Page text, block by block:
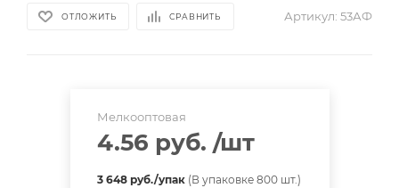
ОТЛОЖИТЬ СРАВНИТЬ Артикул: 53АФ
Мелкооптовая
4.56 руб. /шт
3 648 руб./упак(В упаковке 800 шт.)